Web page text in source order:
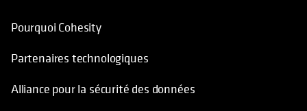
Pourquoi Cohesity
Partenaires technologiques
Alliance pour la sécurité des données